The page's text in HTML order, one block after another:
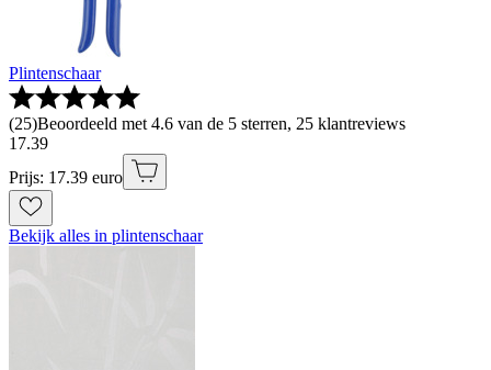
Plintenschaar
(25)Beoordeeld met 4.6 van de 5 sterren, 25 klantreviews
17.39
Prijs: 17.39 euro
Bekijk alles in plintenschaar